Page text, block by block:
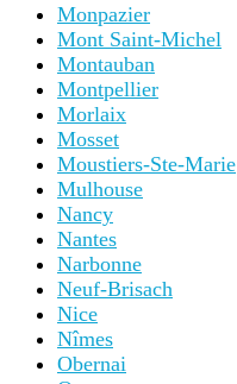
Monpazier
Mont Saint-Michel
Montauban
Montpellier
Morlaix
Mosset
Moustiers-Ste-Marie
Mulhouse
Nancy
Nantes
Narbonne
Neuf-Brisach
Nice
Nîmes
Obernai